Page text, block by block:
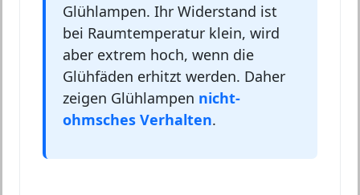
Glühlampen. Ihr Widerstand ist
bei Raumtemperatur klein, wird
aber extrem hoch, wenn die
Glühfäden erhitzt werden. Daher
zeigen Glühlampen nicht-
ohmsches Verhalten.